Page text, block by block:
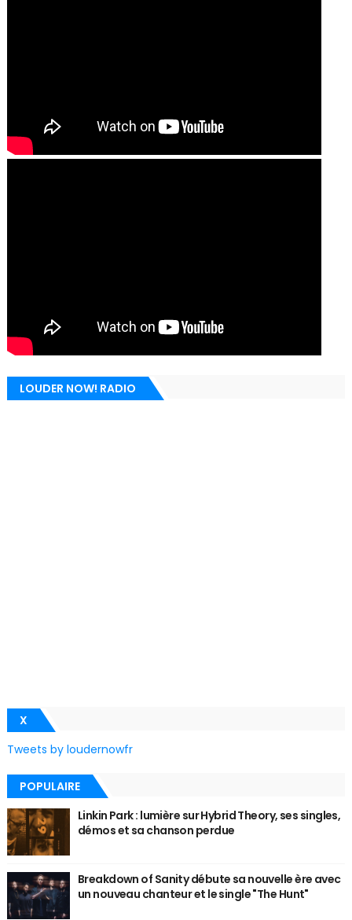
LOUDER NOW! RADIO
X
Tweets by loudernowfr
POPULAIRE
Linkin Park : lumière sur Hybrid Theory, ses singles,
démos et sa chanson perdue
Breakdown of Sanity débute sa nouvelle ère avec
un nouveau chanteur et le single "The Hunt"